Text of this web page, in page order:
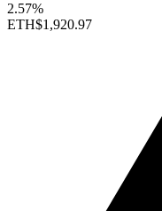
2.57%
ETH$1,920.97